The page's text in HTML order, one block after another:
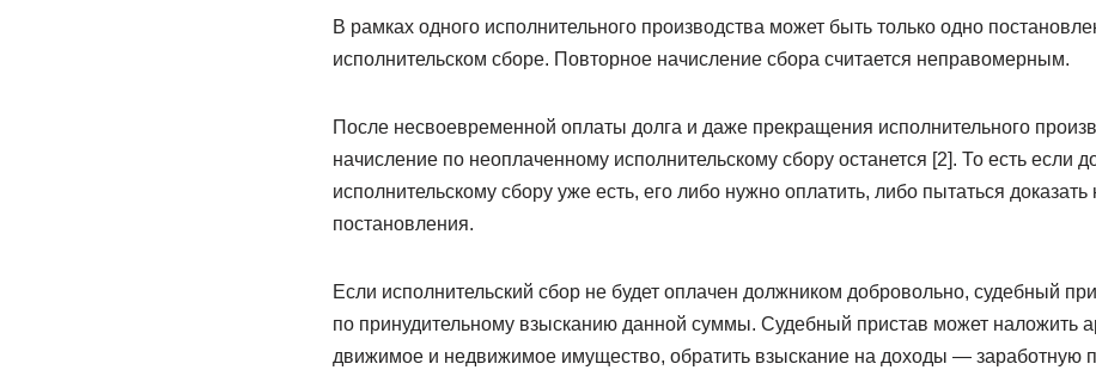
В рамках одного исполнительного производства может быть только одно
исполнительском сборе. Повторное начисление сбора считается неправомерным.
После несвоевременной оплаты долга и даже прекращения исполнительного
начисление по неоплаченному исполнительскому сбору останется [2]. То есть если
исполнительскому сбору уже есть, его либо нужно оплатить, либо пытаться доказать
постановления.
Если исполнительский сбор не будет оплачен должником добровольно, судебный
по принудительному взысканию данной суммы. Судебный пристав может наложить
движимое и недвижимое имущество, обратить взыскание на доходы — заработную